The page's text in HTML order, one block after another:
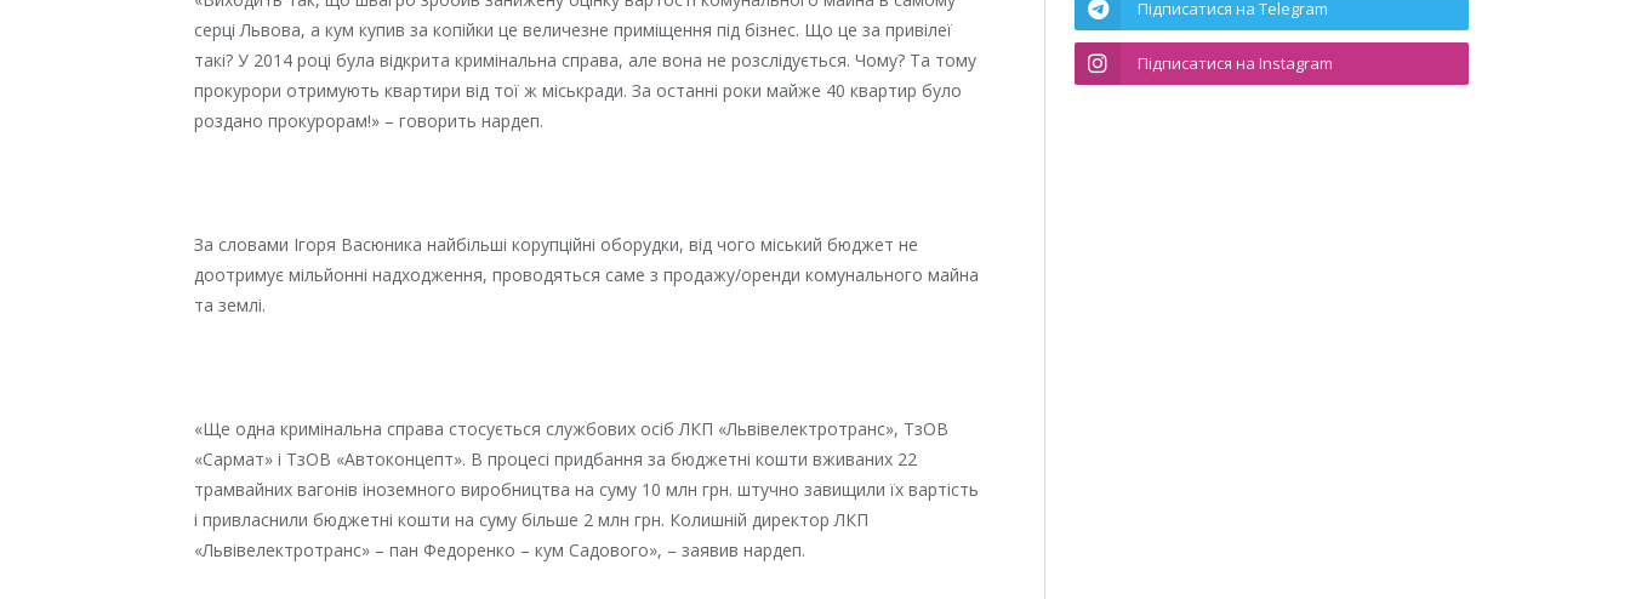
серці Львова, а кум купив за копійки це величезне приміщення під бізнес. Що це за привілеї
такі? У 2014 році була відкрита кримінальна справа, але вона не розслідується. Чому? Та тому
прокурори отримують квартири від тої ж міськради. За останні роки майже 40 квартир було
роздано прокурорам!» – говорить нардеп.
За словами Ігоря Васюника найбільші корупційні оборудки, від чого міський бюджет не
доотримує мільйонні надходження, проводяться саме з продажу/оренди комунального майна
та землі.
«Ще одна кримінальна справа стосується службових осіб ЛКП «Львівелектротранс», ТзОВ
«Сармат» і ТзОВ «Автоконцепт». В процесі придбання за бюджетні кошти вживаних 22
трамвайних вагонів іноземного виробництва на суму 10 млн грн. штучно завищили їх вартість
і привласнили бюджетні кошти на суму більше 2 млн грн. Колишній директор ЛКП
«Львівелектротранс» – пан Федоренко – кум Садового», – заявив нардеп.
Підписатися на Telegram
Підписатися на Instagram